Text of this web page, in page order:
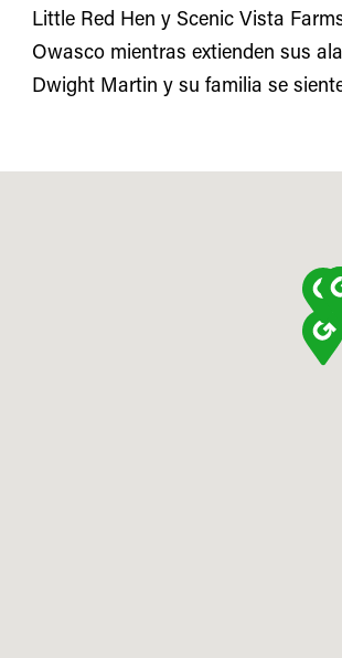
List View
Little Red Hen y Scenic Vista
Owasco mientras extienden sus
Dwight Martin y su familia se